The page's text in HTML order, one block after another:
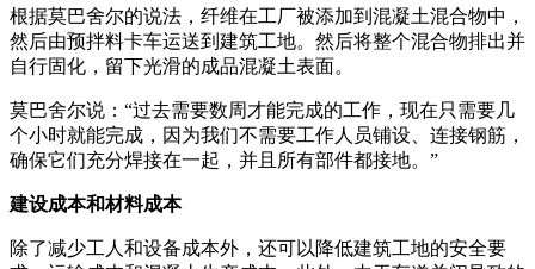
根据莫巴舍尔的说法，纤维在工厂被添加到混凝土混合物中，
然后由预拌料卡车运送到建筑工地。然后将整个混合物排出并
自行固化，留下光滑的成品混凝土表面。
莫巴舍尔说：“过去需要数周才能完成的工作，现在只需要几
个小时就能完成，因为我们不需要工作人员铺设、连接钢筋，
确保它们充分焊接在一起，并且所有部件都接地。”
建设成本和材料成本
除了减少工人和设备成本外，还可以降低建筑工地的安全要